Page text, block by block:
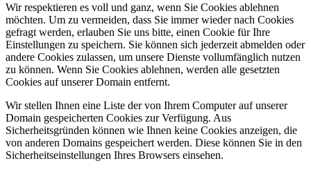
Wir respektieren es voll und ganz, wenn Sie Cookies ablehnen
möchten. Um zu vermeiden, dass Sie immer wieder nach Cookies
gefragt werden, erlauben Sie uns bitte, einen Cookie für Ihre
Einstellungen zu speichern. Sie können sich jederzeit abmelden oder
andere Cookies zulassen, um unsere Dienste vollumfänglich nutzen
zu können. Wenn Sie Cookies ablehnen, werden alle gesetzten
Cookies auf unserer Domain entfernt.
Wir stellen Ihnen eine Liste der von Ihrem Computer auf unserer
Domain gespeicherten Cookies zur Verfügung. Aus
Sicherheitsgründen können wie Ihnen keine Cookies anzeigen, die
von anderen Domains gespeichert werden. Diese können Sie in den
Sicherheitseinstellungen Ihres Browsers einsehen.